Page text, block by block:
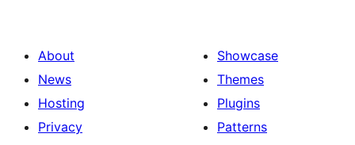
About
News
Hosting
Privacy
Showcase
Themes
Plugins
Patterns